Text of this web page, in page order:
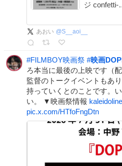
ジ confetti-
あおい @S__aoi__
#FILMBOY映画祭 #映画
ろ本当に最後の上映です（
監督のトークイベントもあ
持っていくとのことです。
い。 ▼映画祭情報
pic.x.com/HTfoFngDtn